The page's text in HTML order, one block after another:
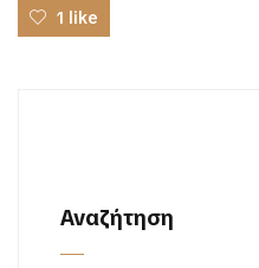
1 like
Αναζήτηση